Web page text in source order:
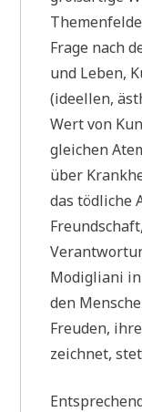
Frage nach
und Leben,
(ideellen,
Wert von
gleichen
über
das tödliche
Modigliani
den
Freuden,
zeichnet,